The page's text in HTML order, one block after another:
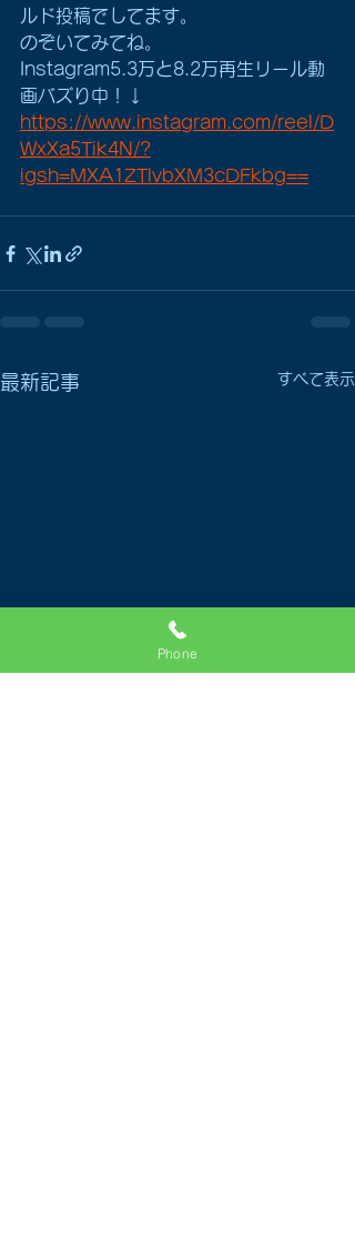
ルド投稿でしてます。
のぞいてみてね。
Instagram5.3万と8.2万再生リール動
画バズり中！↓
https://www.instagram.com/reel/D
WxXa5Tik4N/?
igsh=MXA1ZTlvbXM3cDFkbg==
最新記事 すべて表示
Phone